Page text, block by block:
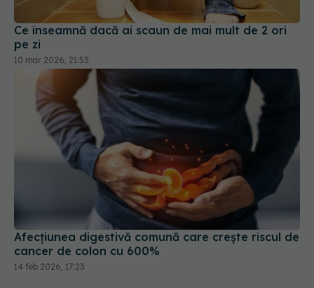
Afecțiunea digestivă comună care crește riscul de
cancer de colon cu 600%